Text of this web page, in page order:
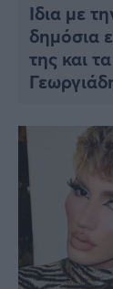
Ίδια με
δημόσια
της και